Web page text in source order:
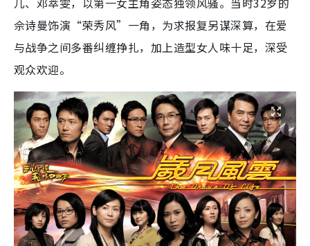
佘诗曼饰演“荣秀风”一角，为求报复另谋深算，在爱
与战争之间多番纠缠挣扎，加上造型女人味十足，深受
观众欢迎。